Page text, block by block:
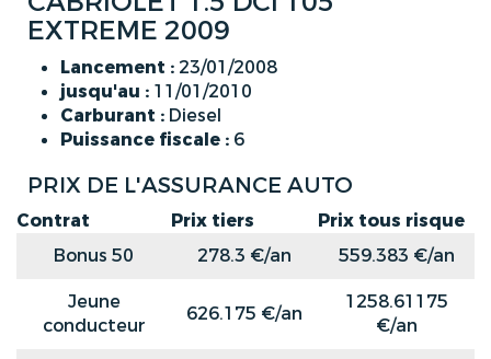
EXTREME 2009
Lancement : 23/01/2008
jusqu'au : 11/01/2010
Carburant : Diesel
Puissance fiscale : 6
PRIX DE L'ASSURANCE AUTO
Contrat Prix tiers
Prix tous risque
Bonus 50
278.3 €/an
559.383 €/an
Jeune
conducteur
626.175 €/an
1258.61175
€/an